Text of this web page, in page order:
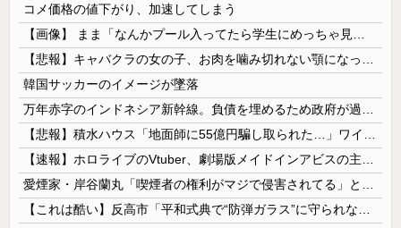
コメ価格の値下がり、加速してしまう
韓国サッカーのイメージが墜落